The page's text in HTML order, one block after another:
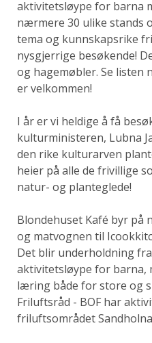
aktivitetsløype for barna
nærmere 30 ulike stands
tema og kunnskapsrike
nysgjerrige besøkende!
og hagemøbler. Se listen
er velkommen!
I år er vi heldige å få
kulturministeren, Lubna
den rike kulturarven
heier på alle de frivillige
natur- og planteglede!
Blondehuset Kafé byr på
og matvognen til
Det blir underholdning
aktivitetsløype for barna,
læring både for store og
Friluftsråd - BOF har
friluftsområdet